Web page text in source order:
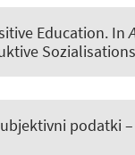
Education. In
podatki –